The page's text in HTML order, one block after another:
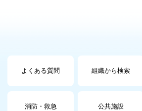
よくある質問 組織から検索
消防・救急 公共施設